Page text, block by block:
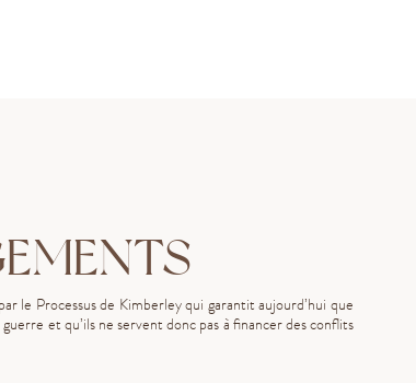
le Processus de Kimberley qui garantit aujourd’hui que
et qu’ils ne servent donc pas à financer des conflits